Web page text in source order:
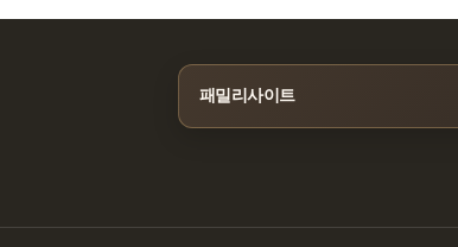
패밀리사이트